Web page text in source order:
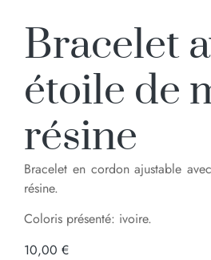
Bracelet
étoile de
résine
Bracelet en cordon ajustable
résine.
Coloris présenté: ivoire.
10,00 €